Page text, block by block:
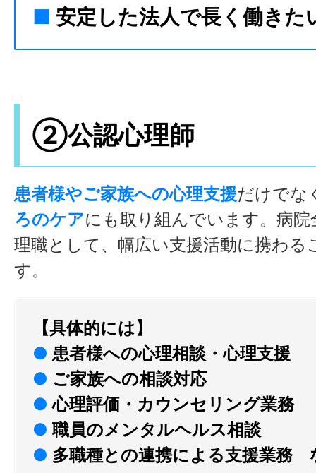
■ 安定した法人で長く働きた
②公認心理師
患者様やご家族への心理支援だけでな
ろのケアにも取り組んでいます。病
理職として、幅広い支援活動に携わる
す。
【具体的には】
● 患者様への心理相談・心理支援
● ご家族への相談対応
●心理評価・カウンセリング業務
● 職員のメンタルヘルス相談
● 多職種との連携による支援業務